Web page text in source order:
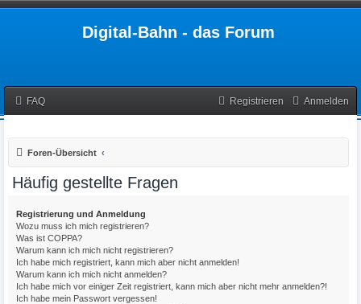
Digital-Bahn - das Forum
FAQ Anmelden
Registrieren
Foren-Übersicht
Häufig gestellte Fragen
Registrierung und Anmeldung
Wozu muss ich mich registrieren?
Was ist COPPA?
Warum kann ich mich nicht registrieren?
Ich habe mich registriert, kann mich aber nicht anmelden!
Warum kann ich mich nicht anmelden?
Ich habe mich vor einiger Zeit registriert, kann mich aber nicht mehr anmelden?!
Ich habe mein Passwort vergessen!